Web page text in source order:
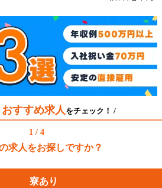
おすすめ求人 をチェック！ /
1 / 4
求人をお探しですか？
寮あり